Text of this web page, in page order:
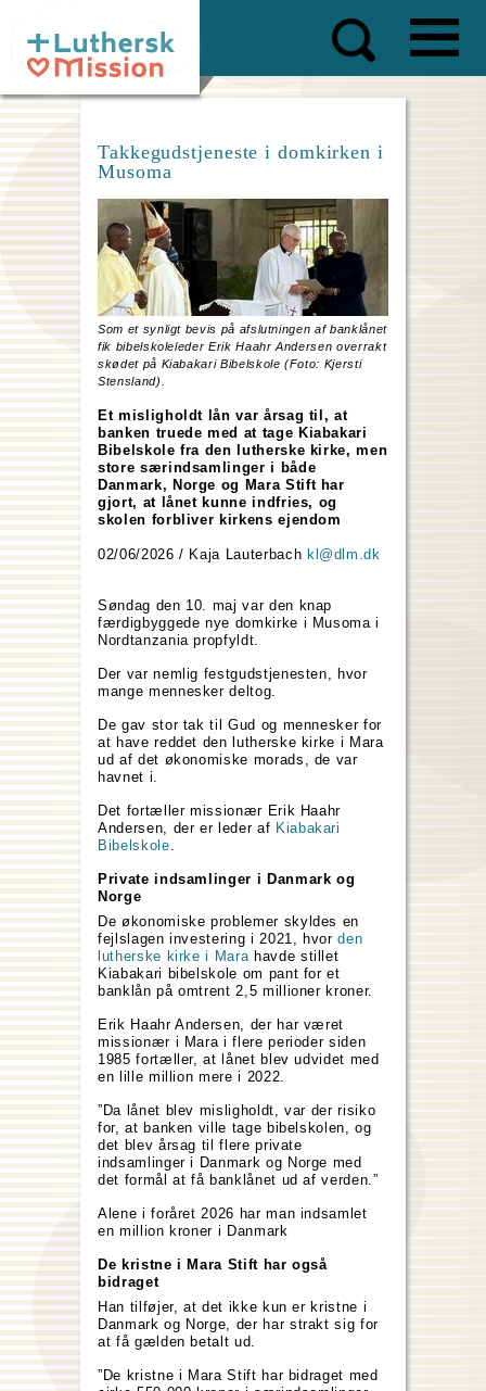
main
content
Takkegudstjeneste i domkirken i
Musoma
Som et synligt bevis på afslutningen af banklånet
fik bibelskoleleder Erik Haahr Andersen overrakt
skødet på Kiabakari Bibelskole (Foto: Kjersti
Stensland).
Et misligholdt lån var årsag til, at
banken truede med at tage Kiabakari
Bibelskole fra den lutherske kirke, men
store særindsamlinger i både
Danmark, Norge og Mara Stift har
gjort, at lånet kunne indfries, og
skolen forbliver kirkens ejendom
02/06/2026 / Kaja Lauterbach kl@dlm.dk
Søndag den 10. maj var den knap
færdigbyggede nye domkirke i Musoma i
Nordtanzania propfyldt.
Der var nemlig festgudstjenesten, hvor
mange mennesker deltog.
De gav stor tak til Gud og mennesker for
at have reddet den lutherske kirke i Mara
ud af det økonomiske morads, de var
havnet i.
Det fortæller missionær Erik Haahr
Andersen, der er leder af Kiabakari
Bibelskole.
Private indsamlinger i Danmark og
Norge
De økonomiske problemer skyldes en
fejlslagen investering i 2021, hvorden
lutherske kirke i Marahavde stillet
Kiabakari bibelskole om pant for et
banklån på omtrent 2,5 millioner kroner.
Erik Haahr Andersen, der har været
missionær i Mara i flere perioder siden
1985 fortæller, at lånet blev udvidet med
en lille million mere i 2022.
”Da lånet blev misligholdt, var der risiko
for, at banken ville tage bibelskolen, og
det blev årsag til flere private
indsamlinger i Danmark og Norge med
det formål at få banklånet ud af verden.”
Alene i foråret 2026 har man indsamlet
en million kroner i Danmark
De kristne i Mara Stift har også
bidraget
Han tilføjer, at det ikke kun er kristne i
Danmark og Norge, der har strakt sig for
at få gælden betalt ud.
”De kristne i Mara Stift har bidraget med